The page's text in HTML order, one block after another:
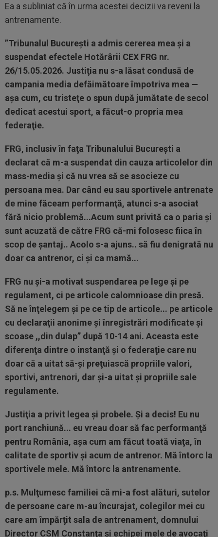
Ea a subliniat că în urma acestei decizii va reveni la
antrenamente.
”Tribunalul Bucureşti a admis cererea mea şi a
suspendat efectele Hotărârii CEX FRG nr.
26/15.05.2026. Justiţia nu s-a lăsat condusă de
campania media defăimătoare împotriva mea —
aşa cum, cu tristeţe o spun după jumătate de secol
dedicat acestui sport, a făcut-o propria mea
federaţie.
FRG, inclusiv în faţa Tribunalului Bucureşti a
declarat că m-a suspendat din cauza articolelor din
mass-media şi că nu vrea să se asocieze cu
persoana mea. Dar când eu sau sportivele antrenate
de mine făceam performanţă, atunci s-a asociat
fără nicio problemă...Acum sunt privită ca o paria şi
sunt acuzată de către FRG că-mi folosesc fiica în
scop de şantaj.. Acolo s-a ajuns.. să fiu denigrată nu
doar ca antrenor, ci şi ca mamă...
FRG nu şi-a motivat suspendarea pe lege şi pe
regulament, ci pe articole calomnioase din presă.
Să ne înţelegem şi pe ce tip de articole... pe articole
cu declaraţii anonime şi înregistrări modificate şi
scoase ,,din dulap” după 10-14 ani. Aceasta este
diferenţa dintre o instanţă şi o federaţie care nu
doar că a uitat să-şi preţuiască propriile valori,
sportivi, antrenori, dar şi-a uitat şi propriile sale
regulamente.
Justiţia a privit legea şi probele. Şi a decis! Eu nu
port ranchiună... eu vreau doar să fac performanţă
pentru România, aşa cum am făcut toată viaţa, în
calitate de sportiv şi acum de antrenor. Mă întorc la
sportivele mele. Mă întorc la antrenamente.
p.s. Mulţumesc familiei că mi-a fost alături, sutelor
de persoane care m-au încurajat, colegilor mei cu
care am împărţit sala de antrenament, domnului
Director CSM Constanţa şi echipei mele de avocaţi